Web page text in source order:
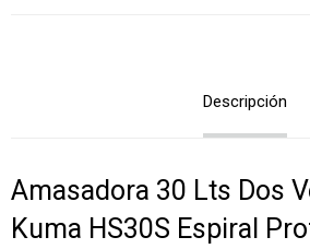
Descripción
Amasadora 30 Lts Dos
Kuma HS30S Espiral